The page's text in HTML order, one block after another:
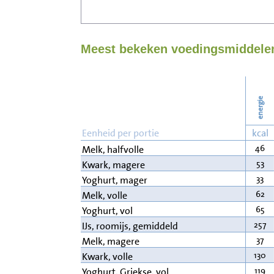
Meest bekeken
energie
Eenheid per portie kcal
Melk, halfvolle
46
Kwark, magere 53
Yoghurt, mager 33
Melk, volle 62
Yoghurt, vol 65
IJs, roomijs, gemiddeld 257
Melk, magere 37
Kwark, volle 130
119